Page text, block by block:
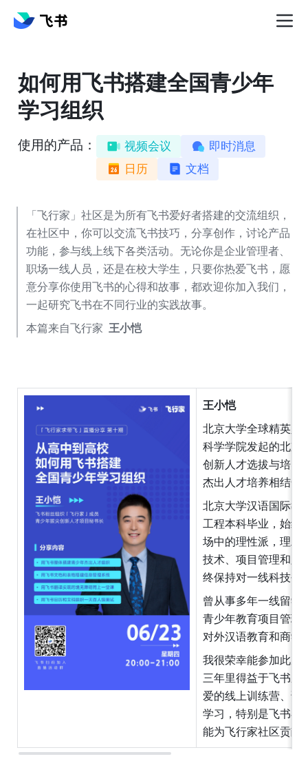
如何用飞书搭建全国青少年
学习组织
使用的产品： 视频会议
即时消息
日历
文档
「飞行家」社区是为所有飞书爱好者搭建的交流组织，
在社区中，你可以交流飞书技巧，分享创作，讨论产品
功能，参与线上线下各类活动。无论你是企业管理者、
职场一线人员，还是在校大学生，只要你热爱飞书，愿
意分享你使用飞书的心得和故事，都欢迎你加入我们，
一起研究飞书在不同行业的实践故事。
本篇来自飞行家 王小恺
王小恺
北京大学全球精英人
科学学院发起的北京
创新人才选拔与培养
杰出人才培养相结合
北京大学汉语国际教
工程本科毕业，始终
场中的理性派，理工
技术、项目管理和跨
终保持对一线科技创
曾从事多年一线留学
青少年教育项目管理
对外汉语教育和商学
我很荣幸能参加此次
三年里得益于飞书系
爱的线上训练营、课
学习，特别是飞书在
能为飞行家社区贡献